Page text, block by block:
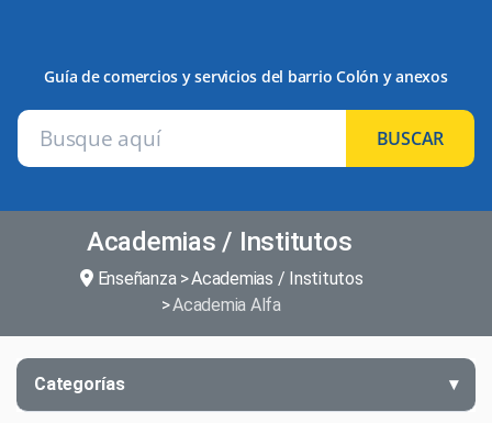
Guía de comercios y servicios del barrio Colón y anexos
BUSCAR
Academias / Institutos
Enseñanza
Academias / Institutos
Academia Alfa
Categorías